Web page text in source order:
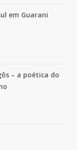
em Guarani
– a poética do